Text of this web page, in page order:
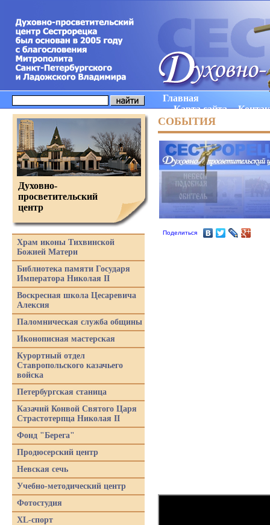
Главная
Карта сайта
СОБЫТИЯ
Поделиться
Духовно-
просветительский
центр
Храм иконы Тихвинской
Божией Матери
Библиотека памяти Государя
Императора Николая II
Воскресная школа Цесаревича
Алексия
Паломническая служба общины
Иконописная мастерская
Курортный отдел
Ставропольского казачьего
войска
Петербургская станица
Казачий Конвой Святого Царя
Страстотерпца Николая II
Фонд "Берега"
Продюсерский центр
Невская сечь
Учебно-методический центр
Фотостудия
XL-спорт